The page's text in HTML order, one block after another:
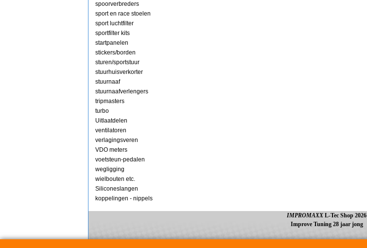
spoorverbreders
sport en race stoelen
sport luchtfilter
sportfilter kits
startpanelen
stickers/borden
sturen/sportstuur
stuurhuisverkorter
stuurnaaf
stuurnaafverlengers
tripmasters
turbo
Uitlaatdelen
ventilatoren
verlagingsveren
VDO meters
voetsteun-pedalen
wegligging
wielbouten etc.
Siliconeslangen
koppelingen - nippels
IMPROMAXX L-Tec Shop 2026
Improve Tuning 28 jaar jong